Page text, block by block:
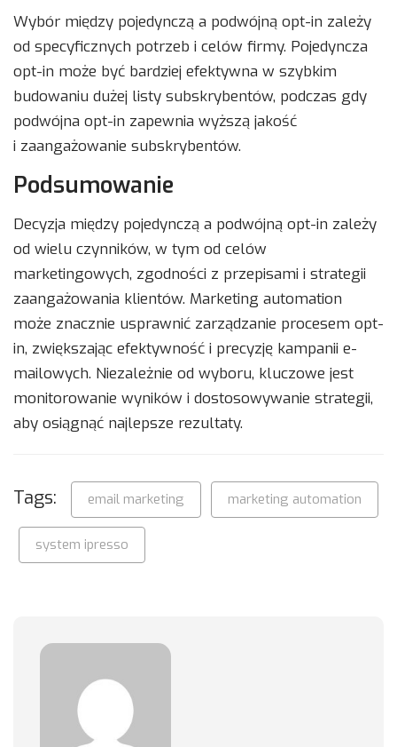
Wybór między pojedynczą a podwójną opt-in zależy
od specyficznych potrzeb i celów firmy. Pojedyncza
opt-in może być bardziej efektywna w szybkim
budowaniu dużej listy subskrybentów, podczas gdy
podwójna opt-in zapewnia wyższą jakość
i zaangażowanie subskrybentów.
Podsumowanie
Decyzja między pojedynczą a podwójną opt-in zależy
od wielu czynników, w tym od celów
marketingowych, zgodności z przepisami i strategii
zaangażowania klientów. Marketing automation
może znacznie usprawnić zarządzanie procesem opt-
in, zwiększając efektywność i precyzję kampanii e-
mailowych. Niezależnie od wyboru, kluczowe jest
monitorowanie wyników i dostosowywanie strategii,
aby osiągnąć najlepsze rezultaty.
Tags: email marketing marketing automation
system ipresso